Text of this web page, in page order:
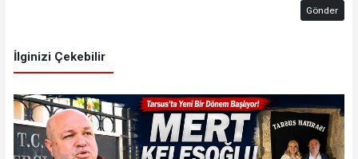
Gönder
İlginizi Çekebilir